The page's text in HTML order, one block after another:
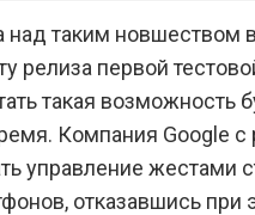
над таким новшеством
релиза первой
такая возможность
Компания Google с
управление жестами
отказавшись при